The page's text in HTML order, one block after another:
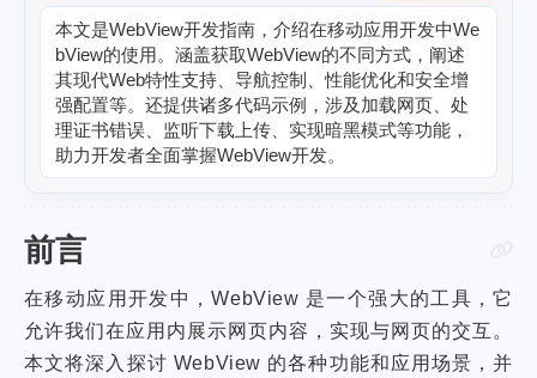
本文是WebView开发指南 ， 介绍在移动应用开发中We
bView的使用。 涵盖获取WebView的不同方式 ， 阐述
其现代Web特性支持 导航控制 、性能优化和安全增
强配置等。 还提供诸多代码示例 ， 涉及 加载网页
处
理证书错误 监听下载 上传 实现暗黑模式等功能 ，
助力开发者全面掌握WebView开发。
前言
在移动应用开发中，WebView 是一个强大的工具，它
允许我们在应用内展示网页内容，实现与网页的交互。
本文将深入探讨 WebView 的各种功能和应用场景，并